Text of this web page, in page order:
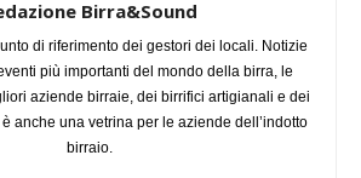
Birra&Sound
di riferimento dei gestori dei locali. Notizie
più importanti del mondo della birra, le
aziende birraie, dei birrifici artigianali e dei
anche una vetrina per le aziende dell’indotto
birraio.